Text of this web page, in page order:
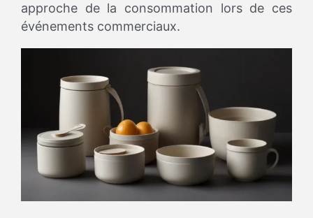
approche de la consommation lors de ces
événements commerciaux.